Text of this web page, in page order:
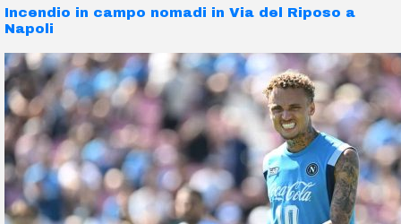
Incendio in campo nomadi in Via del Riposo a
Napoli